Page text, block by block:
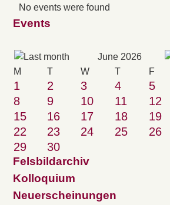
No events were found
Events
June 2026
M T W T F
1 2 3 4 5
8
9 10 11 12
15
16 17 18 19
22
23 24 25 26
29
30
Felsbildarchiv
Kolloquium
Neuerscheinungen